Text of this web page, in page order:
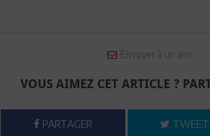
Envoyer à un ami
VOUS AIMEZ CET ARTICLE ?
PARTAGER